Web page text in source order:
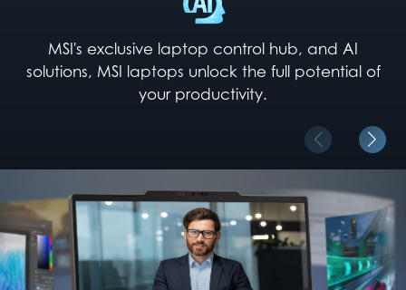
MSI's exclusive laptop control hub, and AI
solutions, MSI laptops unlock the full potential of
your productivity.